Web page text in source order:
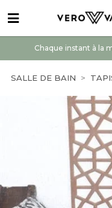
Chaque instant à la
SALLE DE BAIN